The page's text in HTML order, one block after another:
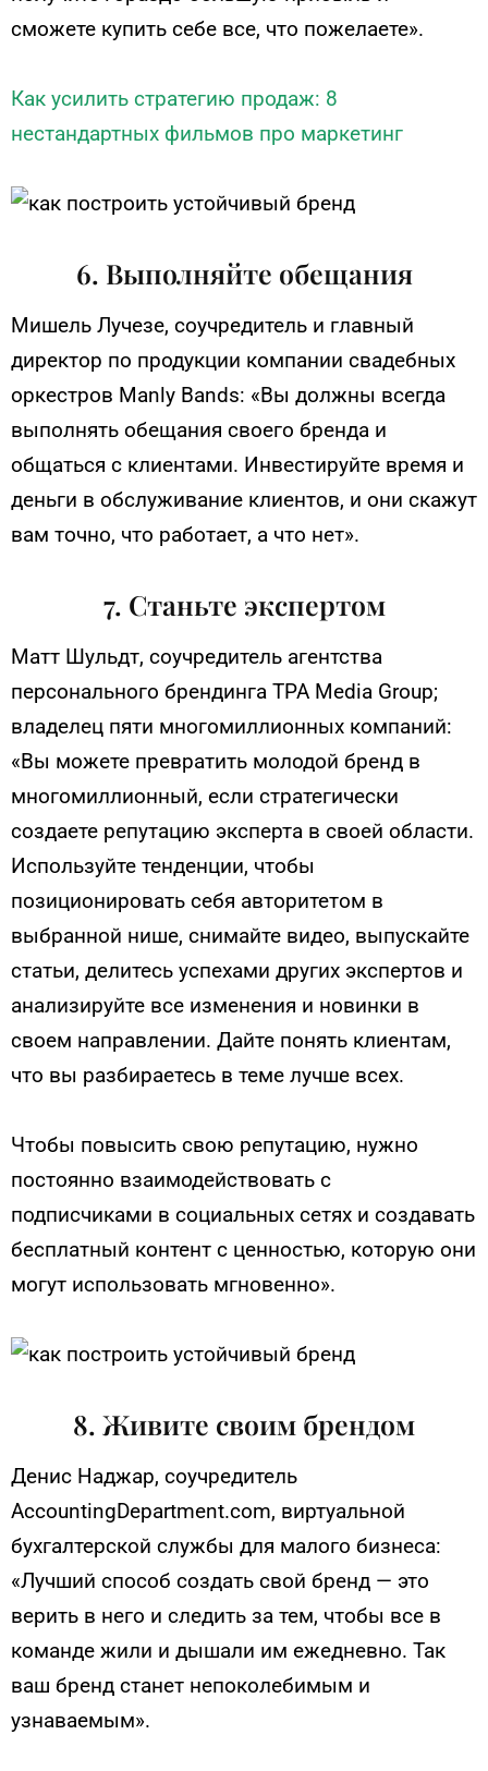
сможете купить себе все, что пожелаете».
Как усилить стратегию продаж: 8
нестандартных фильмов про маркетинг
6. Выполняйте обещания
Мишель Лучезе, соучредитель и главный
директор по продукции компании свадебных
оркестров Manly Bands: «Вы должны всегда
выполнять обещания своего бренда и
общаться с клиентами. Инвестируйте время и
деньги в обслуживание клиентов, и они скажут
вам точно, что работает, а что нет».
7. Станьте экспертом
Матт Шульдт, соучредитель агентства
персонального брендинга TPA Media Group;
владелец пяти многомиллионных компаний:
«Вы можете превратить молодой бренд в
многомиллионный, если стратегически
создаете репутацию эксперта в своей области.
Используйте тенденции, чтобы
позиционировать себя авторитетом в
выбранной нише, снимайте видео, выпускайте
статьи, делитесь успехами других экспертов и
анализируйте все изменения и новинки в
своем направлении. Дайте понять клиентам,
что вы разбираетесь в теме лучше всех.
Чтобы повысить свою репутацию, нужно
постоянно взаимодействовать с
подписчиками в социальных сетях и создавать
бесплатный контент с ценностью, которую они
могут использовать мгновенно».
8. Живите своим брендом
Денис Наджар, соучредитель
AccountingDepartment.com, виртуальной
бухгалтерской службы для малого бизнеса:
«Лучший способ создать свой бренд — это
верить в него и следить за тем, чтобы все в
команде жили и дышали им ежедневно. Так
ваш бренд станет непоколебимым и
узнаваемым».